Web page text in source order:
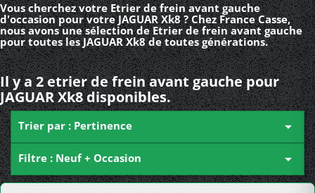
Vous cherchez votre Etrier de frein avant gauche
d'occasion pour votre JAGUAR Xk8 ? Chez France Casse,
nous avons une sélection de Etrier de frein avant gauche
pour toutes les JAGUAR Xk8 de toutes générations.
Il y a 2 etrier de frein avant gauche pour
JAGUAR Xk8 disponibles.
Trier par : Pertinence 
Filtre : Neuf + Occasion 